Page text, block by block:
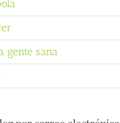
gente sana